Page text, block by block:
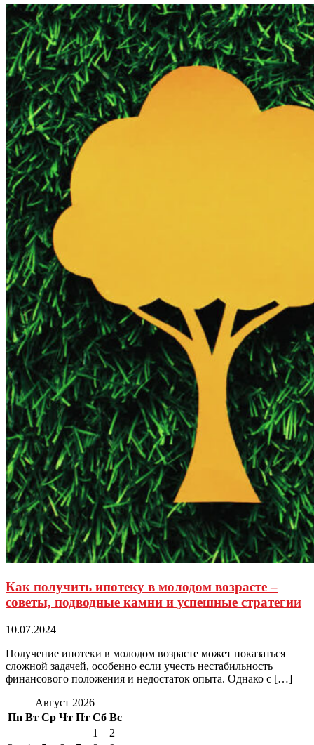
Как получить ипотеку в молодом возрасте –
советы, подводные камни и успешные стратегии
10.07.2024
Получение ипотеки в молодом возрасте может показаться
сложной задачей, особенно если учесть нестабильность
финансового положения и недостаток опыта. Однако с […]
Август 2026
Пн Вт Ср Чт Пт Сб Вс
1
2